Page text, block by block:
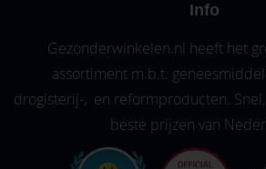
Info
Gezonderwinkelen.nl heeft het
assortiment m.b.t.
drogisterij-, en reformproducten.
beste prijzen van